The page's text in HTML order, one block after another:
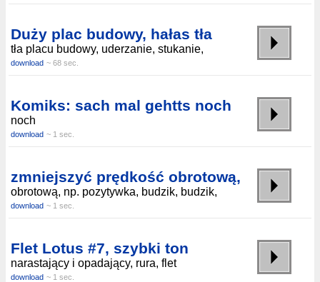
Duży plac budowy, hałas tła
tła placu budowy, uderzanie, stukanie,
download ~ 68 sec.
Komiks: sach mal gehtts noch
noch
download ~ 1 sec.
zmniejszyć prędkość obrotową,
obrotową, np. pozytywka, budzik, budzik,
download ~ 1 sec.
Flet Lotus #7, szybki ton
narastający i opadający, rura, flet
download ~ 1 sec.